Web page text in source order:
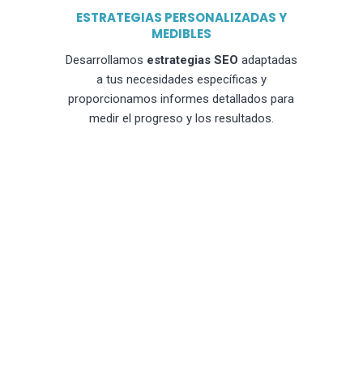
ESTRATEGIAS PERSONALIZADAS Y
MEDIBLES
Desarrollamos estrategias SEO adaptadas
a tus necesidades específicas y
proporcionamos informes detallados para
medir el progreso y los resultados.